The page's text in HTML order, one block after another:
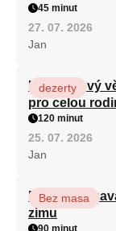
45 minut
27. 07. 2026
Jan
Karamelový
pro celou
dezerty
120 minut
25. 07. 2026
Jan
Babiččino
zimu
Bez masa
90 minut